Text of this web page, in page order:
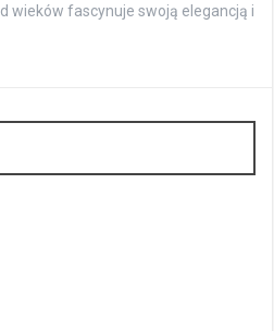
wieków fascynuje swoją elegancją i